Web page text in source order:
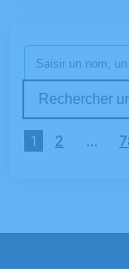
Rechercher
1 2 …